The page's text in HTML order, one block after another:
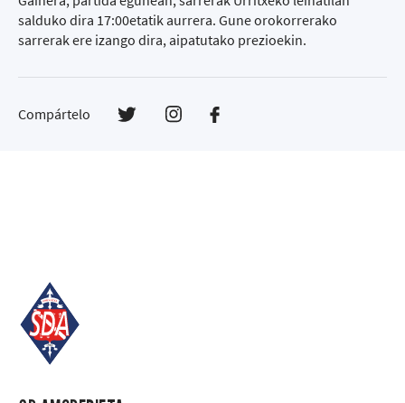
salduko dira 17:00etatik aurrera. Gune orokorrerako
sarrerak ere izango dira, aipatutako prezioekin.
Compártelo